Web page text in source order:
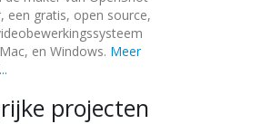
een gratis, open source,
en Windows. Meer
projecten